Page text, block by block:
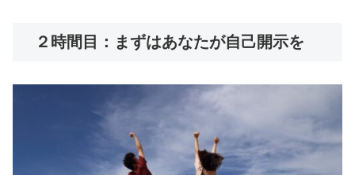
２時間目：まずはあなたが自己開示を